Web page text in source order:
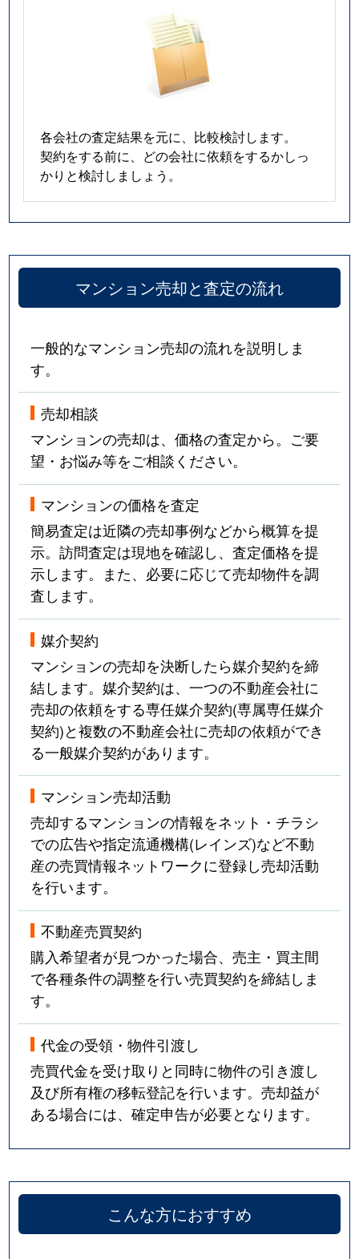
各会社の査定結果を元に、比較検討します。
契約をする前に、どの会社に依頼をするかしっ
かりと検討しましょう。
マンション売却と査定の流れ
一般的なマンション売却の流れを説明しま
す。
売却相談
マンションの売却は、価格の査定から。ご要
望・お悩み等をご相談ください。
マンションの価格を査定
簡易査定は近隣の売却事例などから概算を提
示。訪問査定は現地を確認し、査定価格を提
示します。また、必要に応じて売却物件を調
査します。
媒介契約
マンションの売却を決断したら媒介契約を締
結します。媒介契約は、一つの不動産会社に
売却の依頼をする専任媒介契約(専属専任媒介
契約)と複数の不動産会社に売却の依頼ができ
る一般媒介契約があります。
マンション売却活動
売却するマンションの情報をネット・チラシ
での広告や指定流通機構(レインズ)など不動
産の売買情報ネットワークに登録し売却活動
を行います。
不動産売買契約
購入希望者が見つかった場合、売主・買主間
で各種条件の調整を行い売買契約を締結しま
す。
代金の受領・物件引渡し
売買代金を受け取りと同時に物件の引き渡し
及び所有権の移転登記を行います。売却益が
ある場合には、確定申告が必要となります。
こんな方におすすめ